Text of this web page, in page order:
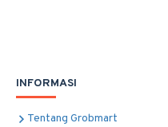
INFORMASI
Tentang Grobmart